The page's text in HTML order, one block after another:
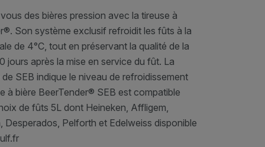
des bières pression avec la tireuse à
Son système exclusif refroidit les fûts à la
de 4°C, tout en préservant la qualité de la
jours après la mise en service du fût. La
SEB indique le niveau de refroidissement
à bière BeerTender® SEB est compatible
de fûts 5L dont Heineken, Affligem,
Desperados, Pelforth et Edelweiss disponible